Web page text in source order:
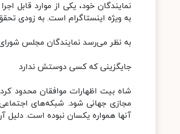
نمایندگان خود، یکی از موارد
به ویژه اینستاگرام است. به زودی
به نظر می‌رسد نمایندگان مجلس
جایگزینی که کسی دوستش ندارد
شاه بیت اظهارات موافقان محدود
مجازی جهانی شود. شبکه‌های اجتماعی
آنها همواره یکسان نبوده است. دلیل